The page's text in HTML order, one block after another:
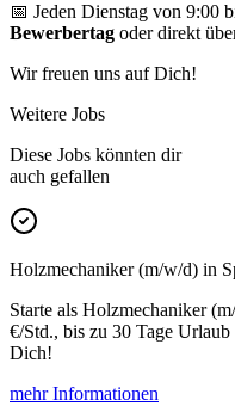
📅 Jeden Dienstag von 9:00
Bewerbertag oder direkt
Wir freuen uns auf Dich!
Weitere Jobs
Diese Jobs könnten dir
auch gefallen
Holzmechaniker (m/w/d) in
Starte als Holzmechaniker
€/Std., bis zu 30 Tage
Dich!
mehr Informationen